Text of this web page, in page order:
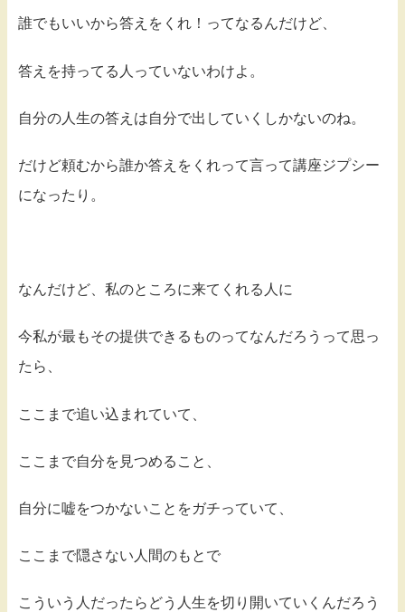
誰でもいいから答えをくれ！ってなるんだけど、
答えを持ってる人っていないわけよ。
自分の人生の答えは自分で出していくしかないのね。
だけど頼むから誰か答えをくれって言って講座ジプシー
になったり。
なんだけど、私のところに来てくれる人に
今私が最もその提供できるものってなんだろうって思っ
たら、
ここまで追い込まれていて、
ここまで自分を見つめること、
自分に嘘をつかないことをガチっていて、
ここまで隠さない人間のもとで
こういう人だったらどう人生を切り開いていくんだろう